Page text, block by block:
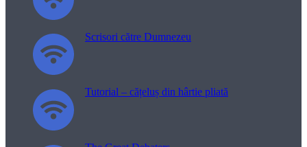
Scrisori către Dumnezeu
Tutorial – cățeluș din hârtie pliată